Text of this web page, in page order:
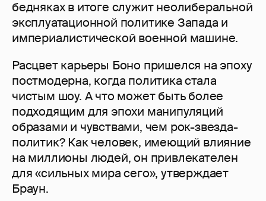
бедняках в итоге служит неолиберальной
эксплуатационной политике Запада и
империалистической военной машине.
Расцвет карьеры Боно пришелся на эпоху
постмодерна, когда политика стала
чистым шоу. А что может быть более
подходящим для эпохи манипуляций
образами и чувствами, чем рок-звезда-
политик? Как человек, имеющий влияние
на миллионы людей, он привлекателен
для «сильных мира сего», утверждает
Браун.